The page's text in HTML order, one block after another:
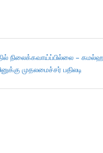
நிலைக்கவாய்ப்பில்லை –
முதலமைச்சர் பதிலடி